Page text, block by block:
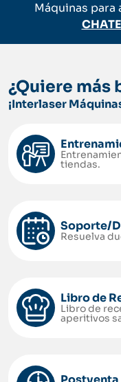
Máquinas
¿Quiere más
¡Interlaser
tiendas.
Soporte/
Resuelva
Libro de
Libro de
aperitivos